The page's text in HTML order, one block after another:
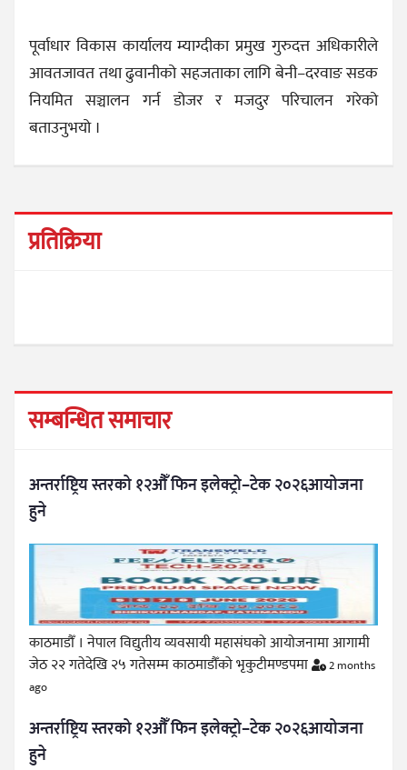
पूर्वाधार विकास कार्यालय म्याग्दीका प्रमुख गुरुदत्त अधिकारीले
आवतजावत तथा ढुवानीको सहजताका लागि बेनी–दरवाङ सडक
नियमित सञ्चालन गर्न डोजर र मजदुर परिचालन गरेको
बताउनुभयो ।
प्रतिक्रिया
सम्बन्धित समाचार
अन्तर्राष्ट्रिय स्तरको १२औँ फिन इलेक्ट्रो–टेक २०२६आयोजना
हुने
काठमाडौँ । नेपाल विद्युतीय व्यवसायी महासंघको आयोजनामा आगामी
जेठ २२ गतेदेखि २५ गतेसम्म काठमाडौँको भृकुटीमण्डपमा
2 months
ago
अन्तर्राष्ट्रिय स्तरको १२औँ फिन इलेक्ट्रो–टेक २०२६आयोजना
हुने